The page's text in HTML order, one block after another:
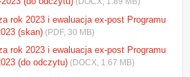
rok 2023 i ewaluacja ex-post Programu
(skan) (PDF, 30 MB)
rok 2023 i ewaluacja ex-post Programu
(do odczytu) (DOCX, 1.67 MB)